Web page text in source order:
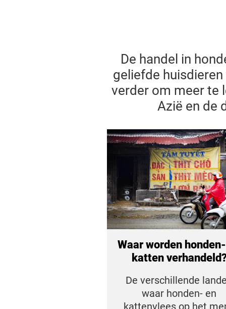
De handel in
geliefde
verder om meer te
Azië en de
Waar worden
katten
De verschillende
waar honden- en
kattenvlees op het